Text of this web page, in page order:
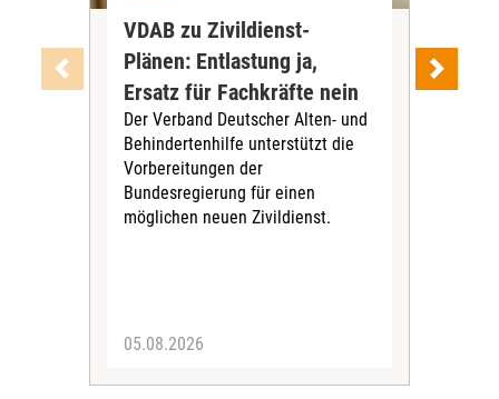
VDAB zu Zivildienst-
Plänen: Entlastung ja,
Ersatz für Fachkräfte nein
Der Verband Deutscher Alten- und
Behindertenhilfe unterstützt die
Vorbereitungen der
Bundesregierung für einen
möglichen neuen Zivildienst.
05.08.2026